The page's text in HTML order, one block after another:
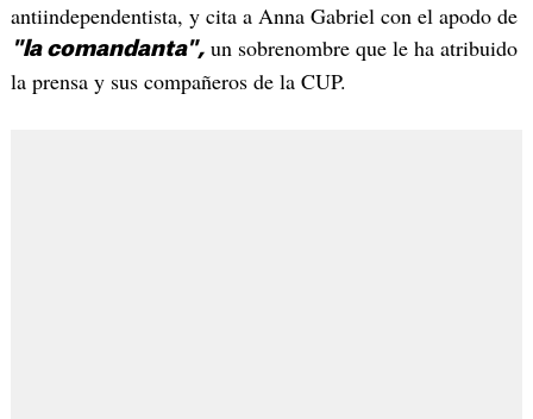
antiindependentista, y cita a Anna Gabriel con el apodo de
"la comandanta",un sobrenombre que le ha atribuido
la prensa y sus compañeros de la CUP.